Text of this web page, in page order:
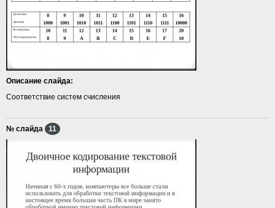
Описание слайда:
Соответствие систем счисления
№ слайда 11